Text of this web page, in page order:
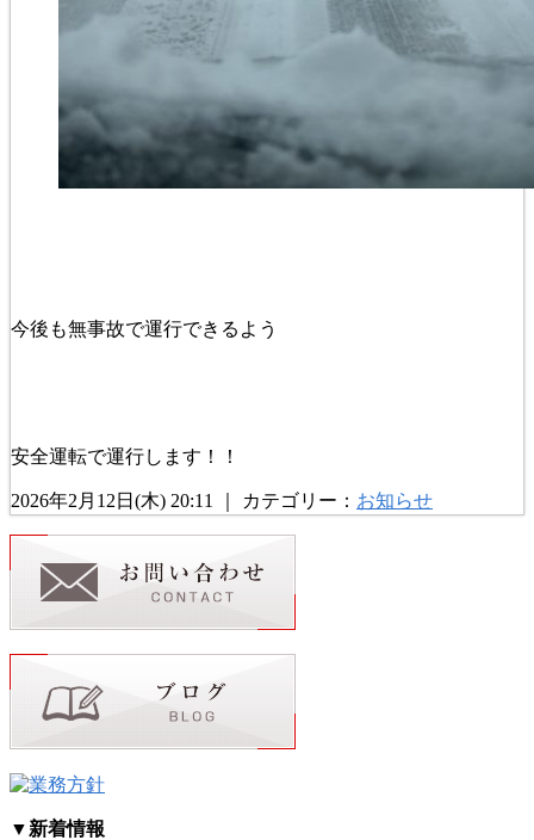
今後も無事故で運行できるよう
安全運転で運行します！！
2026年2月12日(木) 20:11 ｜ カテゴリー： お知らせ
▼ 新着情報